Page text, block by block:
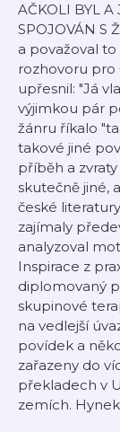
AČKOLI BYL A
SPOJOVÁN S
a považoval
rozhovoru pro
upřesnil: "Já
výjimkou pár
žánru říkalo
takové jiné
příběh a
skutečně jiné,
české
zajímaly
analyzoval
Inspirace z
diplomovaný
skupinové
na vedlejší
povídek a
zařazeny do
překladech v
zemích.